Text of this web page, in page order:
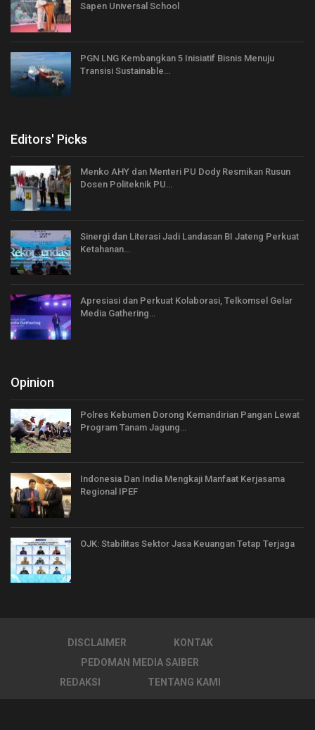
Sapen Universal School
PGN LNG Kembangkan 5 Inisiatif Bisnis Menuju
Transisi Sustainable…
Editors' Picks
Menko AHY dan Menteri PU Dody Resmikan Rusun
Dosen Politeknik PU…
Sinergi dan Literasi Jadi Landasan BI Jateng Perkuat
Ketahanan…
Apresiasi dan Perkuat Kolaborasi, Telkomsel Gelar
Media Gathering…
Opinion
Polres Kebumen Dorong Kemandirian Pangan Lewat
Program Tanam Jagung…
Indonesia Dan India Mengkaji Manfaat Kerjasama
Regional IPEF
OJK: Stabilitas Sektor Jasa Keuangan Tetap Terjaga
DISCLAIMER
KONTAK
PEDOMAN MEDIA SAIBER
REDAKSI
TENTANG KAMI